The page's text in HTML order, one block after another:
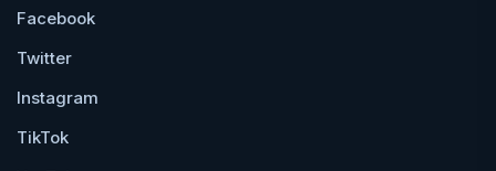
Facebook
Twitter
Instagram
TikTok